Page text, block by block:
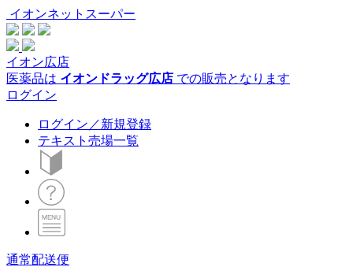
イオンネットスーパー
イオン広店
医薬品は イオンドラッグ広店 での販売となります
ログイン
ログイン／新規登録
テキスト売場一覧
通常配送便